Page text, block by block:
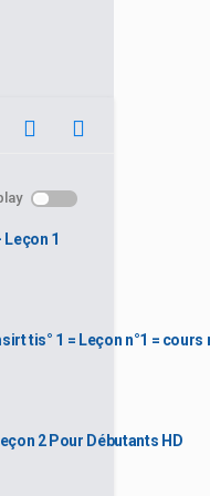
1
2 Pour Débutants HD